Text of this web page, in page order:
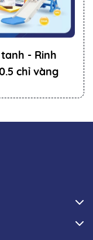
- Rinh
chỉ vàng